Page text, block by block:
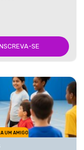
SE
UM AMIGO